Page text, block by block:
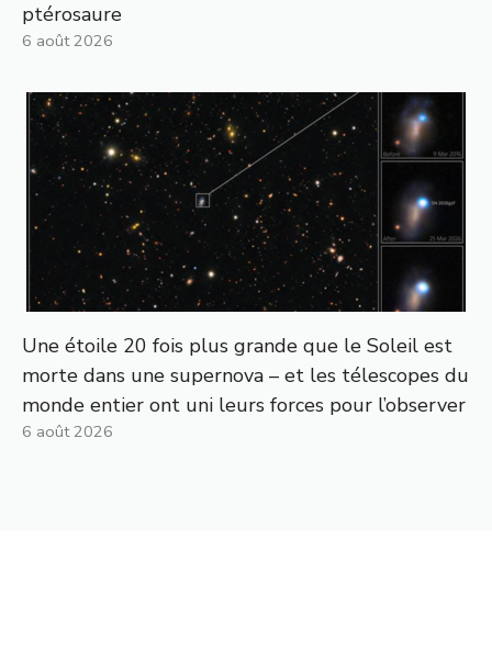
ptérosaure
6 août 2026
Une étoile 20 fois plus grande que le Soleil est
morte dans une supernova – et les télescopes du
monde entier ont uni leurs forces pour l’observer
6 août 2026